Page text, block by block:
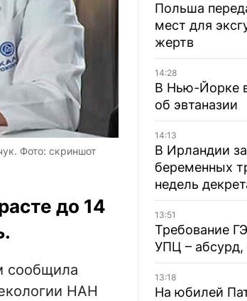
Фото: скриншот
до 14
сообщила
НАН
Польша
мест для
жертв
14:28
В Нью-Йорке
об эвтаназии
14:13
В Ирландии
беременных
недель
13:51
Требование
УПЦ – абсурд,
13:18
На юбилей